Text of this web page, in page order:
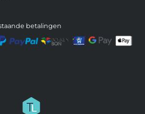
betalingen